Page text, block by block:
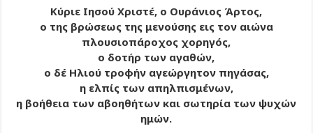
Κύριε Ιησού Χριστέ, ο Ουράνιος Άρτος,
ο της βρώσεως της μενούσης εις τον αιώνα
πλουσιοπάροχος χορηγός,
ο δοτήρ των αγαθών,
ο δέ Ηλιού τροφήν αγεώργητον πηγάσας,
η ελπίς των απηλπισμένων,
η βοήθεια των αβοηθήτων και σωτηρία των ψυχών
ημών.